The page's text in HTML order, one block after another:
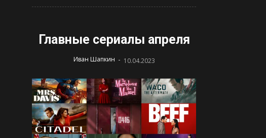
Главные сериалы апреля
Иван Шапкин - 10.04.2023